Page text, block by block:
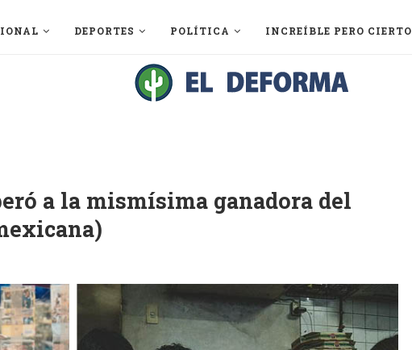
DEPORTES POLÍTICA INCREÍBLE PERO CIERTO
a la mismísima ganadora del